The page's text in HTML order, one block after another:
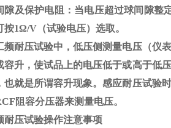
隙及保护电阻：当电压超过球间隙整
按1Ω/V（试验电压）选取。
频耐压试验中，低压侧测量电压（仪
容升，使试品上的电压低于或高于低
也就是所谓容升现象。感应耐压试验
阻容分压器来测量电压。
耐压试验操作注意事项